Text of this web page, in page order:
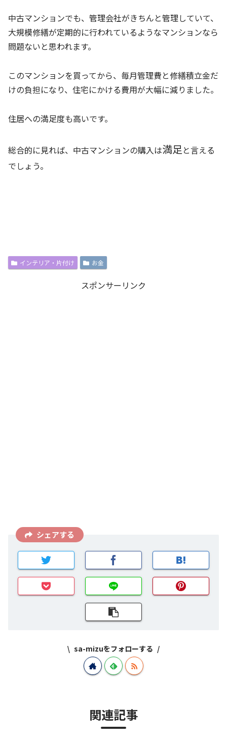
中古マンションでも、管理会社がきちんと管理していて、
大規模修繕が定期的に行われているようなマンションなら
問題ないと思われます。
このマンションを買ってから、毎月管理費と修繕積立金だ
けの負担になり、住宅にかける費用が大幅に減りました。
住居への満足度も高いです。
総合的に見れば、中古マンションの購入は満足と言える
でしょう。
インテリア・片付け お金
スポンサーリンク
シェアする
sa-mizuをフォローする
関連記事